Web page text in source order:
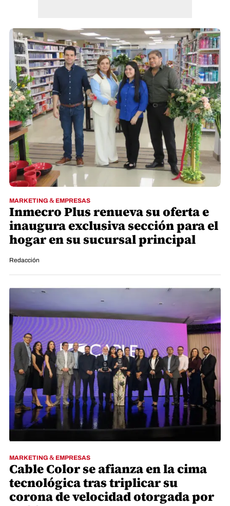
MARKETING & EMPRESAS
Inmecro Plus renueva su oferta e
inaugura exclusiva sección para el
hogar en su sucursal principal
Redacción
MARKETING & EMPRESAS
Cable Color se afianza en la cima
tecnológica tras triplicar su
corona de velocidad otorgada por